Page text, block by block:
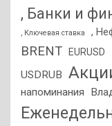
, Банки и
, Ключевая ставка ,
BRENT EURUSD
USDRUB
напоминания